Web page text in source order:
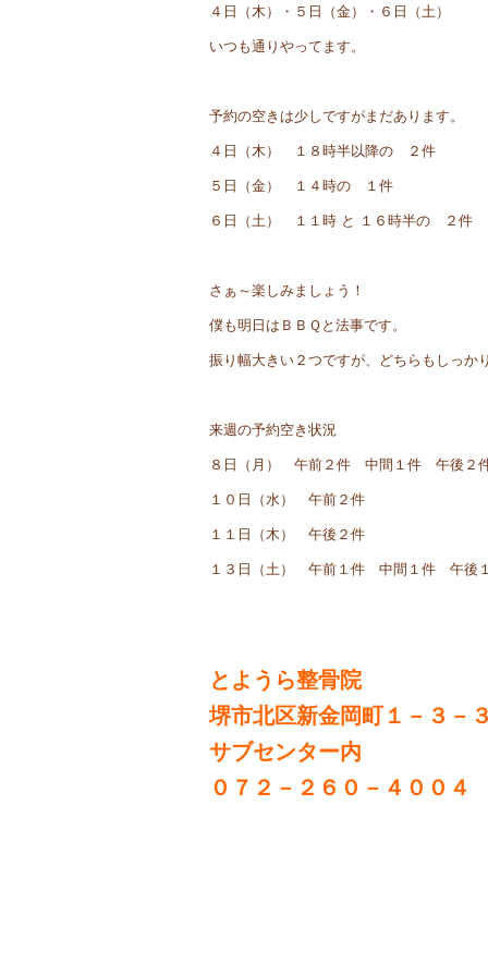
４日（木）・５日（金）・６日（土）
いつも通りやってます。
予約の空きは少しですがまだあります。
４日（木） １８時半以降の ２件
５日（金） １４時の １件
６日（土） １１時 と １６時半の ２件
さぁ～楽しみましょう！
僕も明日はＢＢＱと法事です。
振り幅大きい２つですが、どちらもしっか
来週の予約空き状況
８日（月） 午前２件 中間１件 午後２
１０日（水） 午前２件
１１日（木） 午後２件
１３日（土） 午前１件 中間１件 午後
とようら整骨院
堺市北区新金岡町１－３－
サブセンター内
０７２－２６０－４００４